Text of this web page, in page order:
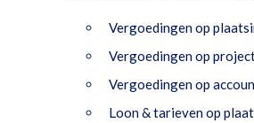
Vergoedingen op
Vergoedingen op
Vergoedingen op
Loon & tarieven op